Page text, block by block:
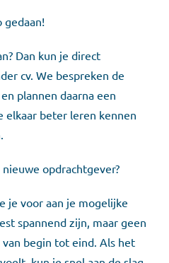
gedaan!
Dan kun je direct
cv. We bespreken de
plannen daarna een
elkaar beter leren kennen
opdrachtgever?
je voor aan je mogelijke
spannend zijn, maar geen
begin tot eind. Als het